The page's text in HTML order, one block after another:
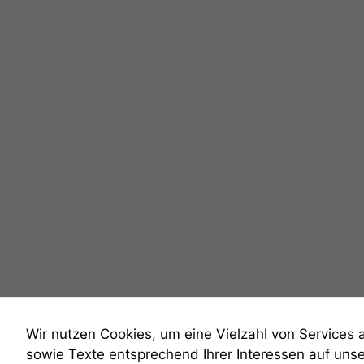
Wir nutzen Cookies, um eine Vielzahl von
sowie Texte entsprechend Ihrer Interessen auf